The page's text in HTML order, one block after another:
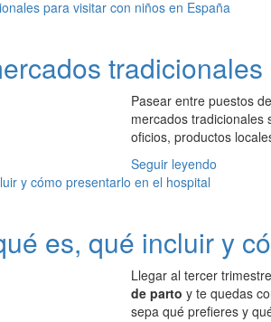
Pasear entre puestos
mercados tradicionales
oficios, productos
Seguir leyendo
es, qué incluir y
Llegar al tercer
de parto y te quedas
sepa qué prefieres y